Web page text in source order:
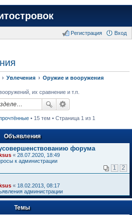
Вход
Регистрация
Увлечения Оружие и вооружения
их сравнение и т.п.
• 15 тем • Страница 1 из 1
Объявления
форума
« 28.07.2020, 18:49
к администрации
1 2
« 18.02.2013, 08:17
администрации
Темы